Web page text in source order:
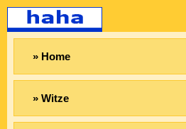
» Home
» Witze